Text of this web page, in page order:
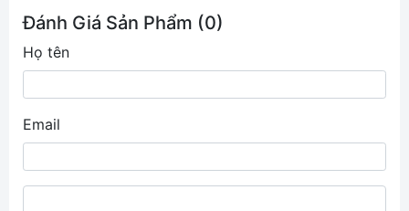
Đánh Giá Sản Phẩm (0)
Họ tên
Email